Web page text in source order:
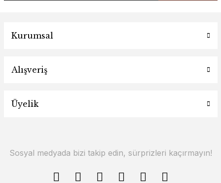
Kurumsal
Alışveriş
Üyelik
Sosyal medyada bizi takip edin, sürprizleri kaçırmayın!